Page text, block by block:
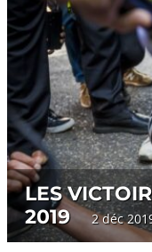
LES
2019
2 déc